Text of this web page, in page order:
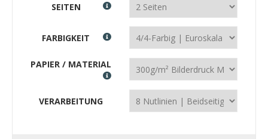
SEITEN
FARBIGKEIT
PAPIER / MATERIAL
VERARBEITUNG